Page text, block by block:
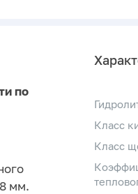
по
мм.
Класс
Класс